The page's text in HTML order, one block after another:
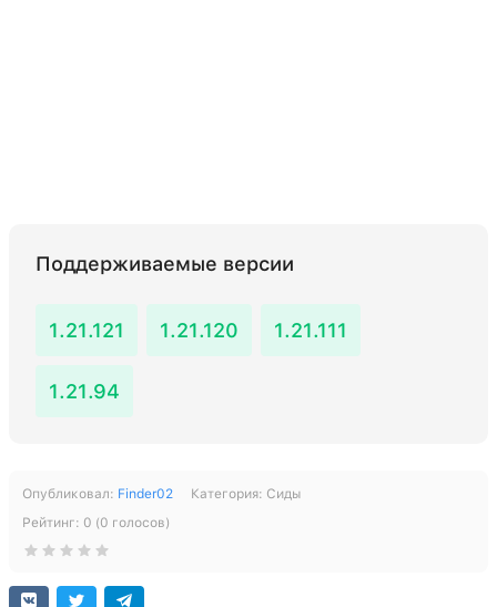
Поддерживаемые версии
1.21.121 1.21.120 1.21.111
1.21.94
Опубликовал: Finder02 Категория: Сиды
Рейтинг: 0 (0 голосов)